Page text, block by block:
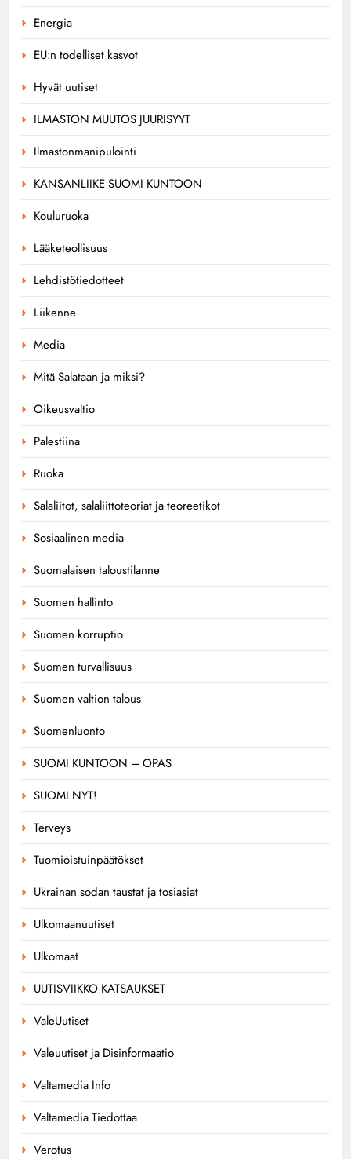
Energia
EU:n todelliset kasvot
Hyvät uutiset
ILMASTON MUUTOS JUURISYYT
Ilmastonmanipulointi
KANSANLIIKE SUOMI KUNTOON
Kouluruoka
Lääketeollisuus
Lehdistötiedotteet
Liikenne
Media
Mitä Salataan ja miksi?
Oikeusvaltio
Palestiina
Ruoka
Salaliitot, salaliittoteoriat ja teoreetikot
Sosiaalinen media
Suomalaisen taloustilanne
Suomen hallinto
Suomen korruptio
Suomen turvallisuus
Suomen valtion talous
Suomenluonto
SUOMI KUNTOON – OPAS
SUOMI NYT!
Terveys
Tuomioistuinpäätökset
Ukrainan sodan taustat ja tosiasiat
Ulkomaanuutiset
Ulkomaat
UUTISVIIKKO KATSAUKSET
ValeUutiset
Valeuutiset ja Disinformaatio
Valtamedia Info
Valtamedia Tiedottaa
Verotus